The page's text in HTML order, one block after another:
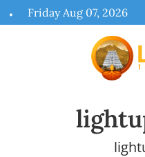
to
Friday Aug 07, 2026